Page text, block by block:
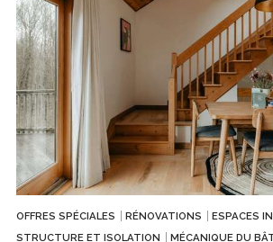
OFFRES SPÉCIALES RÉNOVATIONS
ESPACES
STRUCTURE ET ISOLATION
MÉCANIQUE DU